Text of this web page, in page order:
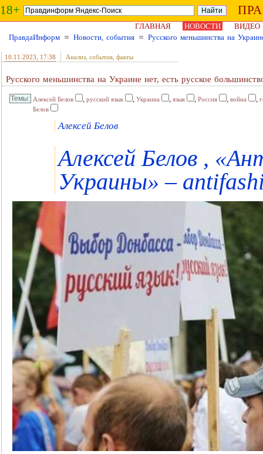
18+
ГЛАВНАЯ НОВОСТИ
ВИДЕО
ПравдаИнформ ≈ Новости, события ≈ Русского меньшинства на
10.11.2023 , 17:38 Анализ, события, факты
Русского меньшинства на Украине нет, есть русское
Алексей Белов , русский язык , Украина , язык , Россия , война ,
Белов
Алексей Белов
Алексей Белов ,
Украины» –